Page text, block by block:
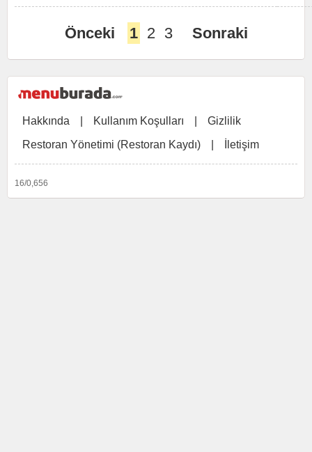
Önceki 1 2 3 Sonraki
Hakkında Kullanım Koşulları
Gizlilik
Restoran Yönetimi (Restoran Kaydı)
İletişim
16/0,656